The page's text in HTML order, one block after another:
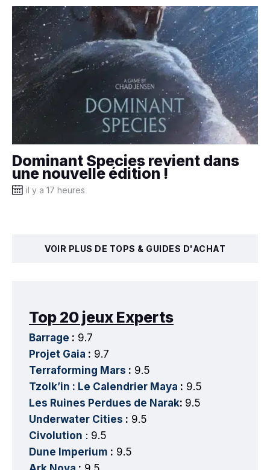
Dominant Species revient dans
une nouvelle édition !
il y a 17 heures
VOIR PLUS DE TOPS & GUIDES D'ACHAT
Top 20 jeux Experts
Barrage : 9.7
Projet Gaia : 9.7
Terraforming Mars : 9.5
Tzolk’in : Le Calendrier Maya : 9.5
Les Ruines Perdues de Narak: 9.5
Underwater Cities : 9.5
Civolution : 9.5
Dune Imperium : 9.5